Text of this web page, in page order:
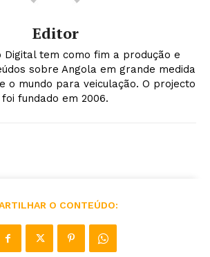
Editor
Digital tem como fim a produção e
sobre Angola em grande medida
o mundo para veiculação. O projecto
foi fundado em 2006.
O CONTEÚDO: